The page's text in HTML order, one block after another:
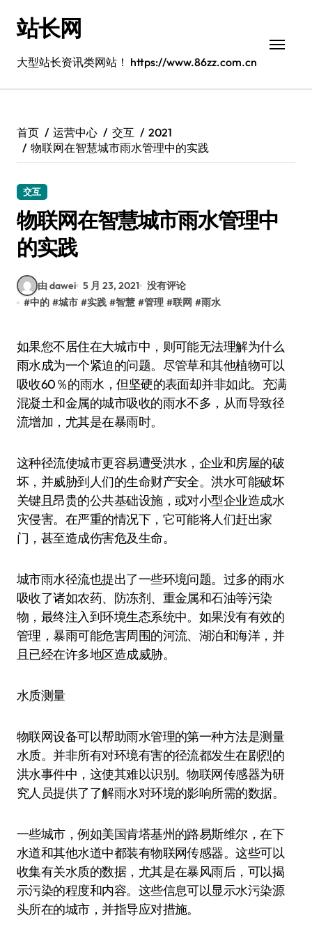
站长网
大型站长资讯类网站！ https://www.86zz.com.cn
首页 运营中心 交互
2021
物联网在智慧城市雨水管理中的实践
交互
物联网在智慧城市雨水管理中
的实践
由 dawei 5 月 23, 2021 没有评论
#中的 #城市 #实践 #智慧 #管理 #联网 #雨水
如果您不居住在大城市中，则可能无法理解为什么
雨水成为一个紧迫的问题。尽管草和其他植物可以
吸收60％的雨水，但坚硬的表面却并非如此。充满
混凝土和金属的城市吸收的雨水不多，从而导致径
流增加，尤其是在暴雨时。
这种径流使城市更容易遭受洪水，企业和房屋的破
坏，并威胁到人们的生命财产安全。洪水可能破坏
关键且昂贵的公共基础设施，或对小型企业造成水
灾侵害。在严重的情况下，它可能将人们赶出家
门，甚至造成伤害危及生命。
城市雨水径流也提出了一些环境问题。过多的雨水
吸收了诸如农药、防冻剂、重金属和石油等污染
物，最终注入到环境生态系统中。如果没有有效的
管理，暴雨可能危害周围的河流、湖泊和海洋，并
且已经在许多地区造成威胁。
水质测量
物联网设备可以帮助雨水管理的第一种方法是测量
水质。并非所有对环境有害的径流都发生在剧烈的
洪水事件中，这使其难以识别。物联网传感器为研
究人员提供了了解雨水对环境的影响所需的数据。
一些城市，例如美国肯塔基州的路易斯维尔，在下
水道和其他水道中都装有物联网传感器。这些可以
收集有关水质的数据，尤其是在暴风雨后，可以揭
示污染的程度和内容。这些信息可以显示水污染源
头所在的城市，并指导应对措施。